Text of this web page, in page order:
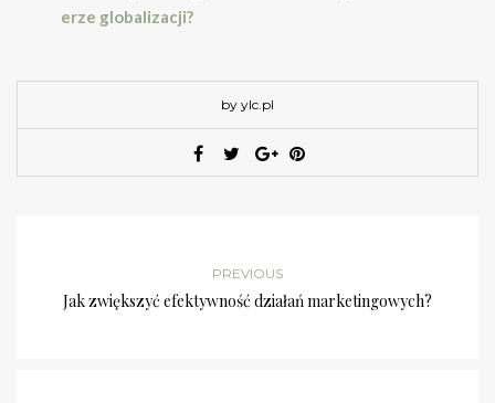
erze globalizacji?
by ylc.pl
PREVIOUS
Jak zwiększyć efektywność działań marketingowych?